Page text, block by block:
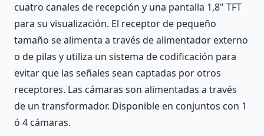
cuatro canales de recepción y una pantalla 1,8" TFT
para su visualización. El receptor de pequeño
tamaño se alimenta a través de alimentador externo
o de pilas y utiliza un sistema de codificación para
evitar que las señales sean captadas por otros
receptores. Las cámaras son alimentadas a través
de un transformador. Disponible en conjuntos con 1
ó 4 cámaras.